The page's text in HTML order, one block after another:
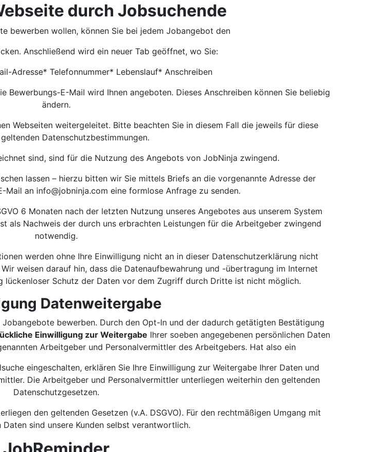
durch Jobsuchende
bewerben wollen, können Sie bei jedem Jobangebot den
Anschließend wird ein neuer Tab geöffnet, wo Sie:
Adresse* Telefonnummer* Lebenslauf* Anschreiben
Bewerbungs-E-Mail wird Ihnen angeboten. Dieses Anschreiben können Sie beliebig
ändern.
Webseiten weitergeleitet. Bitte beachten Sie in diesem Fall die jeweils für diese
Datenschutzbestimmungen.
sind, sind für die Nutzung des Angebots von JobNinja zwingend.
lassen – hierzu bitten wir Sie mittels Briefs an die vorgenannte Adresse der
Mail aninfo@jobninja.com eine formlose Anfrage zu senden.
6 Monaten nach der letzten Nutzung unseres Angebotes aus unserem System
als Nachweis der durch uns erbrachten Leistungen für die Arbeitgeber zwingend
notwendig.
werden ohne Ihre Einwilligung nicht an in dieser Datenschutzerklärung nicht
weisen darauf hin, dass die Datenaufbewahrung und -übertragung im Internet
lückenloser Schutz der Daten vor dem Zugriff durch Dritte ist nicht möglich.
Datenweitergabe
bewerben. Durch den Opt-In und der dadurch getätigten Bestätigung
Einwilligung zur Weitergabe Ihrer soeben angegebenen persönlichen Daten
Arbeitgeber und Personalvermittler des Arbeitgebers. Hat also ein
eingeschalten, erklären Sie Ihre Einwilligung zur Weitergabe Ihrer Daten und
Die Arbeitgeber und Personalvermittler unterliegen weiterhin den geltenden
Datenschutzgesetzen.
den geltenden Gesetzen (v.A. DSGVO). Für den rechtmäßigen Umgang mit
Daten sind unsere Kunden selbst verantwortlich.